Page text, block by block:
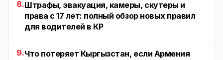
8.Штрафы, эвакуация, камеры, скутеры и
права с 17 лет: полный обзор новых правил
для водителей в КР
9.Что потеряет Кыргызстан, если Армения